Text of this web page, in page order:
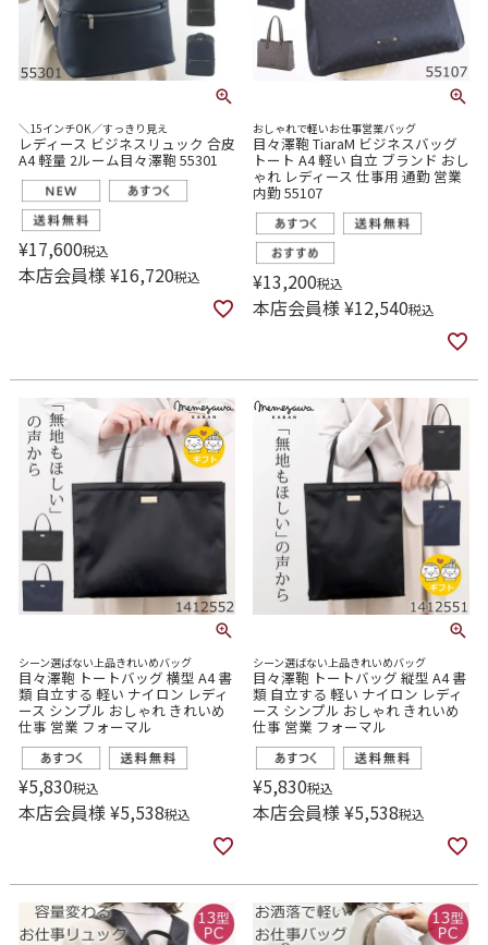
＼15インチOK／すっきり見え
レディース ビジネスリュック 合皮
A4 軽量 2ルーム目々澤鞄 55301
¥17,600税込
本店会員様¥16,720税込
おしゃれで軽いお仕事営業バッグ
目々澤鞄 TiaraM ビジネスバッグ
トート A4 軽い 自立 ブランド おし
ゃれ レディース 仕事用 通勤 営業
内勤 55107
¥13,200税込
本店会員様¥12,540税込
シーン選ばない上品きれいめバッグ
目々澤鞄 トートバッグ 横型 A4 書
類 自立する 軽い ナイロン レディ
ース シンプル おしゃれ きれいめ
仕事 営業 フォーマル
¥5,830税込
本店会員様¥5,538税込
シーン選ばない上品きれいめバッグ
目々澤鞄 トートバッグ 縦型 A4 書
類 自立する 軽い ナイロン レディ
ース シンプル おしゃれ きれいめ
仕事 営業 フォーマル
¥5,830税込
本店会員様¥5,538税込